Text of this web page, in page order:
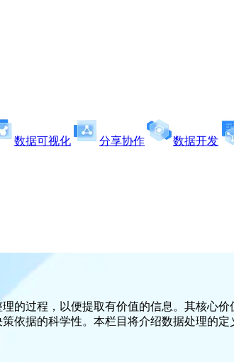
数据可视化 分享协作 数据开发
的过程，以便提取有价值的信息。其核心
依据的科学性。本栏目将介绍数据处理的